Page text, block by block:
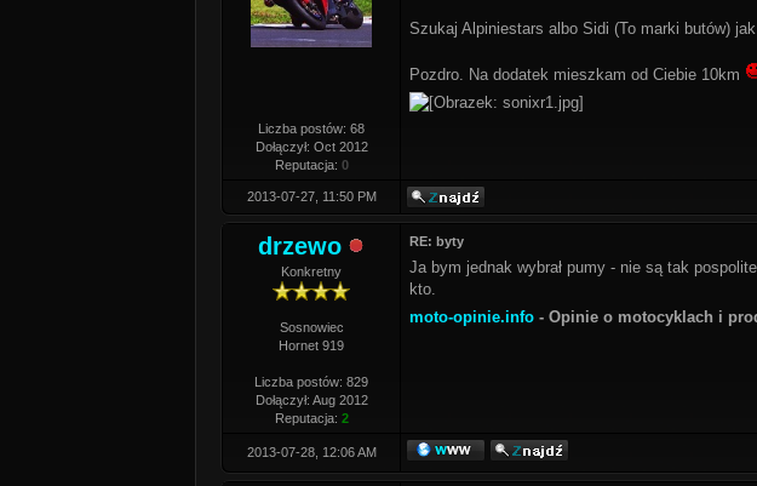
Liczba postów: 68
Dołączył: Oct 2012
Reputacja: 0
Szukaj Alpiniestars albo Sidi (To marki butów)
Pozdro. Na dodatek mieszkam od Ciebie 10km
2013-07-27, 11:50 PM
drzewo
Konkretny
Sosnowiec
Hornet 919
Liczba postów: 829
Dołączył: Aug 2012
Reputacja: 2
RE: byty
Ja bym jednak wybrał pumy - nie są tak
kto.
moto-opinie.info - Opinie o motocyklach i
2013-07-28, 12:06 AM